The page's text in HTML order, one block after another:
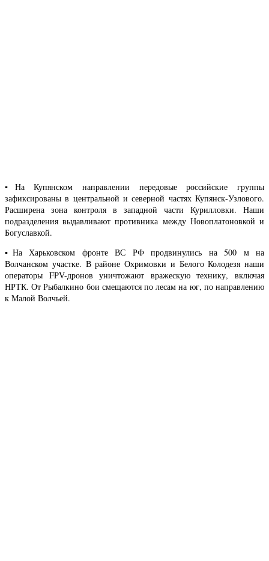
▪️На Купянском направлении передовые российские группы
зафиксированы в центральной и северной частях Купянск-Узлового.
Расширена зона контроля в западной части Курилловки. Наши
подразделения выдавливают противника между Новоплатоновкой и
Богуславкой.
▪️На Харьковском фронте ВС РФ продвинулись на 500 м на
Волчанском участке. В районе Охримовки и Белого Колодезя наши
операторы FPV-дронов уничтожают вражескую технику, включая
НРТК. От Рыбалкино бои смещаются по лесам на юг, по направлению
к Малой Волчьей.